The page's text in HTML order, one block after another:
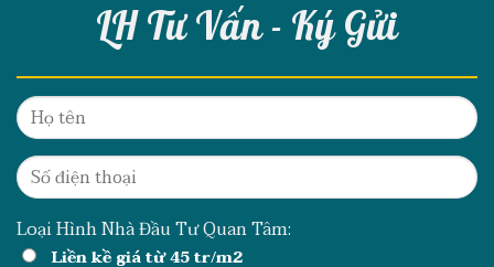
LH Tư Vấn - Ký Gửi
Loại Hình Nhà Đầu Tư Quan Tâm:
Liền kề giá từ 45 tr/m2